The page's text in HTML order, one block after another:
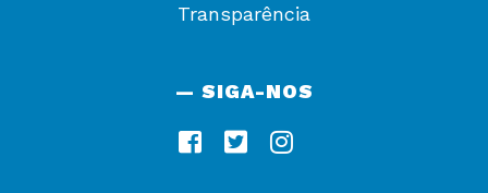
Transparência
— SIGA-NOS